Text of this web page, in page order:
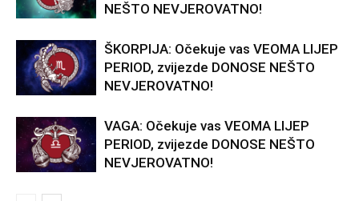
NEŠTO NEVJEROVATNO!
ŠKORPIJA: Očekuje vas VEOMA LIJEP
PERIOD, zvijezde DONOSE NEŠTO
NEVJEROVATNO!
VAGA: Očekuje vas VEOMA LIJEP
PERIOD, zvijezde DONOSE NEŠTO
NEVJEROVATNO!